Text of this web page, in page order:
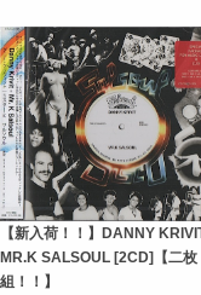
【新入荷！！】DANNY
MR.K SALSOUL [2CD]【二枚
組！！】